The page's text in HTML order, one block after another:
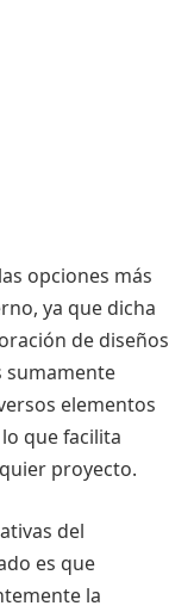
opciones más
ya que dicha
de diseños
sumamente
elementos
que facilita
proyecto.
del
es que
la